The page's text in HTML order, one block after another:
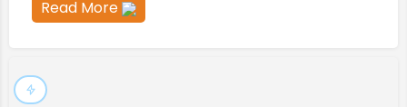
Read More